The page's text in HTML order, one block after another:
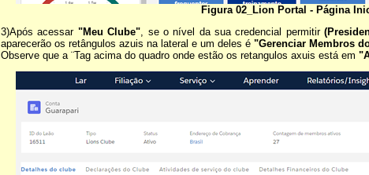
Figura 02_Lion Portal - Página
3)Após acessar "Meu Clube", se o nível da sua credencial permitir
aparecerão os retângulos azuis na lateral e um deles é "Gerenciar Membros
Observe que a ¨Tag acima do quadro onde estão os retangulos axuis está em